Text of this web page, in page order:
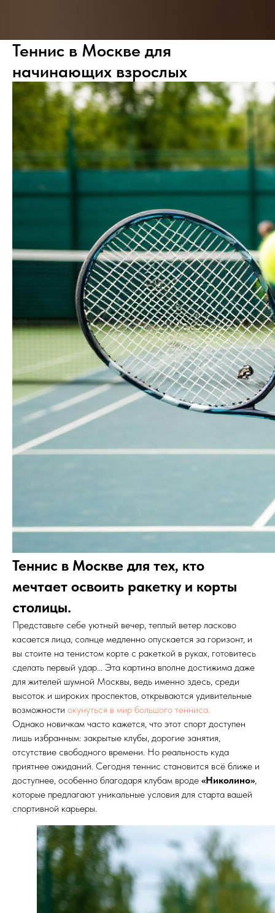
Теннис в Москве для
начинающих взрослых
Теннис в Москве для тех, кто
мечтает освоить ракетку и корты
столицы.
Представьте себе уютный вечер, теплый ветер ласково
касается лица, солнце медленно опускается за горизонт, и
вы стоите на тенистом корте с ракеткой в руках, готовитесь
сделать первый удар... Эта картина вполне достижима даже
для жителей шумной Москвы, ведь именно здесь, среди
высоток и широких проспектов, открываются удивительные
возможности окунуться в мир большого тенниса.
Однако новичкам часто кажется, что этот спорт доступен
лишь избранным: закрытые клубы, дорогие занятия,
отсутствие свободного времени. Но реальность куда
приятнее ожиданий. Сегодня теннис становится всё ближе и
доступнее, особенно благодаря клубам вроде «Николино»,
которые предлагают уникальные условия для старта вашей
спортивной карьеры.